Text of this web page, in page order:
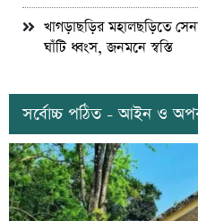
খাগড়াছড়ির মহালছড়িতে
ঘাঁটি ধ্বংস, জনমনে স্বস্তি
সর্বোচ্চ পঠিত - আইন ও